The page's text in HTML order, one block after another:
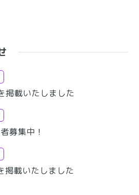
掲載いたしました
募集中！
掲載いたしました